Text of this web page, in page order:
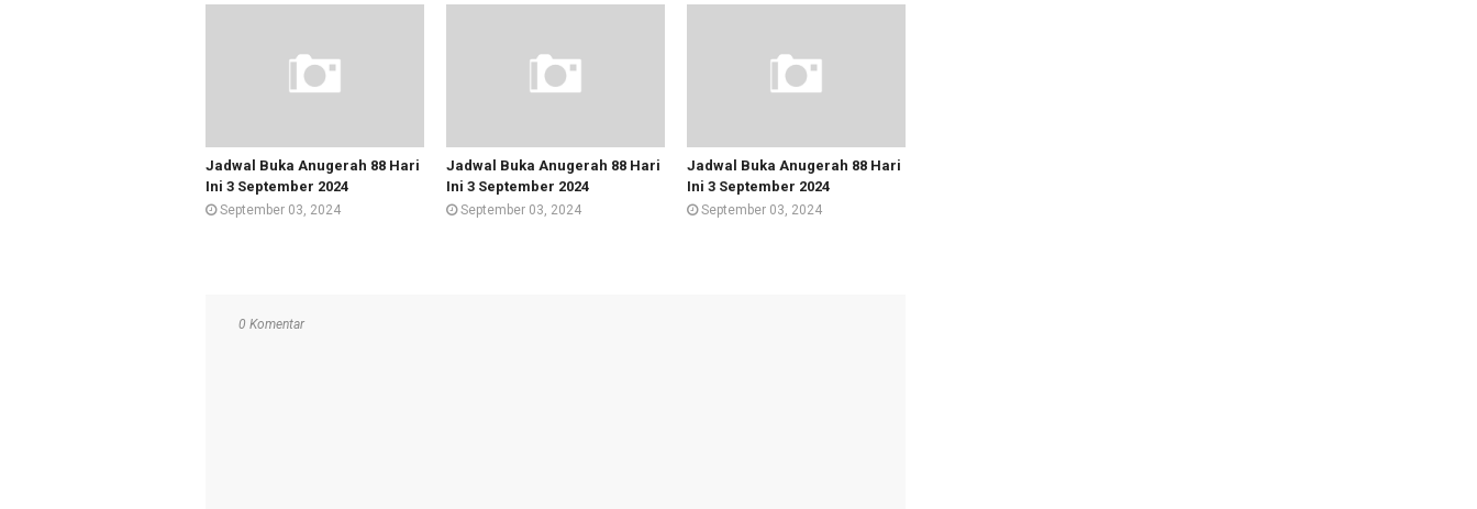
Jadwal Buka Anugerah 88 Hari
Ini 3 September 2024
September 03, 2024
Jadwal Buka Anugerah 88 Hari
Ini 3 September 2024
September 03, 2024
Jadwal Buka Anugerah 88 Hari
Ini 3 September 2024
September 03, 2024
0 Komentar